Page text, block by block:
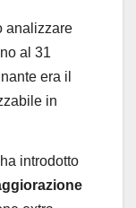
analizzare
al 31
era il
in
introdotto